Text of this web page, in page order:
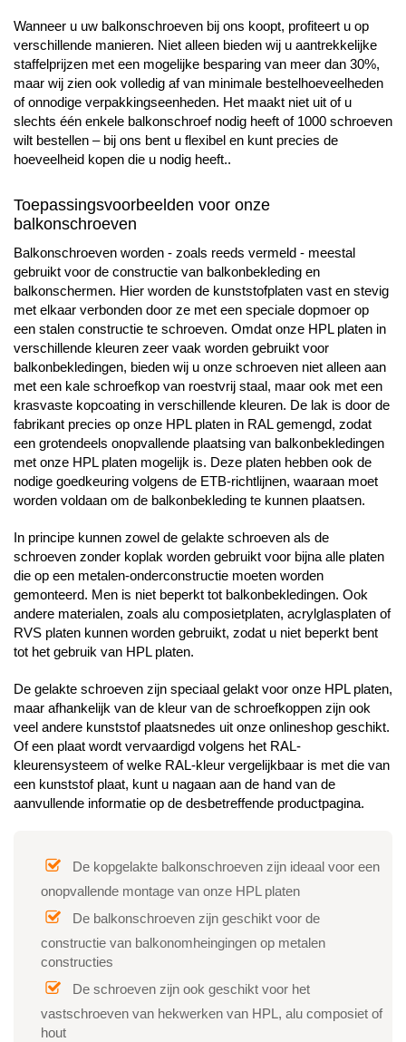
Wanneer u uw balkonschroeven bij ons koopt, profiteert u op
verschillende manieren. Niet alleen bieden wij u aantrekkelijke
staffelprijzen met een mogelijke besparing van meer dan 30%,
maar wij zien ook volledig af van minimale bestelhoeveelheden
of onnodige verpakkingseenheden. Het maakt niet uit of u
slechts één enkele balkonschroef nodig heeft of 1000 schroeven
wilt bestellen – bij ons bent u flexibel en kunt precies de
hoeveelheid kopen die u nodig heeft..
Toepassingsvoorbeelden voor onze
balkonschroeven
Balkonschroeven worden - zoals reeds vermeld - meestal
gebruikt voor de constructie van balkonbekleding en
balkonschermen. Hier worden de kunststofplaten vast en stevig
met elkaar verbonden door ze met een speciale dopmoer op
een stalen constructie te schroeven. Omdat onze HPL platen in
verschillende kleuren zeer vaak worden gebruikt voor
balkonbekledingen, bieden wij u onze schroeven niet alleen aan
met een kale schroefkop van roestvrij staal, maar ook met een
krasvaste kopcoating in verschillende kleuren. De lak is door de
fabrikant precies op onze HPL platen in RAL gemengd, zodat
een grotendeels onopvallende plaatsing van balkonbekledingen
met onze HPL platen mogelijk is. Deze platen hebben ook de
nodige goedkeuring volgens de ETB-richtlijnen, waaraan moet
worden voldaan om de balkonbekleding te kunnen plaatsen.
In principe kunnen zowel de gelakte schroeven als de
schroeven zonder koplak worden gebruikt voor bijna alle platen
die op een metalen-onderconstructie moeten worden
gemonteerd. Men is niet beperkt tot balkonbekledingen. Ook
andere materialen, zoals alu composietplaten, acrylglasplaten of
RVS platen kunnen worden gebruikt, zodat u niet beperkt bent
tot het gebruik van HPL platen.
De gelakte schroeven zijn speciaal gelakt voor onze HPL platen,
maar afhankelijk van de kleur van de schroefkoppen zijn ook
veel andere kunststof plaatsnedes uit onze onlineshop geschikt.
Of een plaat wordt vervaardigd volgens het RAL-
kleurensysteem of welke RAL-kleur vergelijkbaar is met die van
een kunststof plaat, kunt u nagaan aan de hand van de
aanvullende informatie op de desbetreffende productpagina.
De kopgelakte balkonschroeven zijn ideaal voor een
onopvallende montage van onze HPL platen
De balkonschroeven zijn geschikt voor de
constructie van balkonomheingingen op metalen
constructies
De schroeven zijn ook geschikt voor het
vastschroeven van hekwerken van HPL, alu composiet of
hout